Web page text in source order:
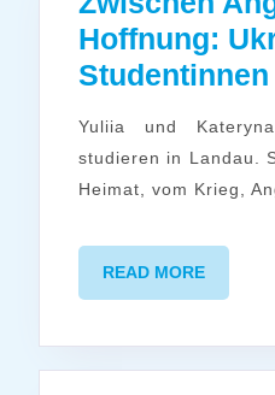
Hoffnung:
Yuliia und Kateryna aus der Ukraine
studieren in Landau.
Heimat, vom Krieg,
READ MOREREAD
MORE